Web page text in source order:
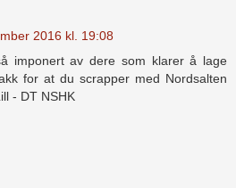
2016 kl. 19:08
imponert av dere som klarer å lage
for at du scrapper med Nordsalten
- DT NSHK